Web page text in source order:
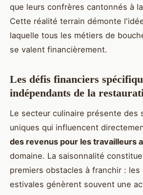
que leurs confrères cantonnés à
Cette réalité terrain démonte
laquelle tous les métiers de
se valent financièrement.
Les défis financiers
indépendants de la
Le secteur culinaire présente des
uniques qui influencent
des revenus pour les travailleurs
domaine. La saisonnalité
premiers obstacles à franchir : les
estivales génèrent souvent une